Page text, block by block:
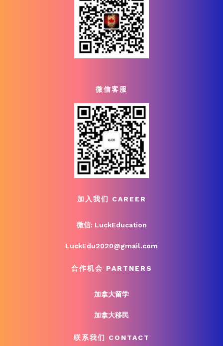
微信客服
加入我们 CAREER
微信: LuckEducation
LuckEdu2020@gmail.com
合作机会 PARTNERS
加拿大留学
加拿大移民
联系我们 CONTACT